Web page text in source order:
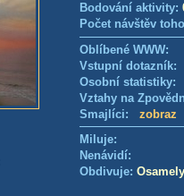
Bodování aktivity:
Počet návštěv
Oblíbené WWW:
Vstupní
Osobní
Vztahy na
Smajlíci: zobraz
Miluje:
Nenávidí:
Obdivuje: